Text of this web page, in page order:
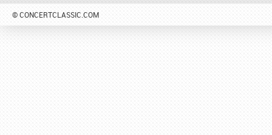
© CONCERTCLASSIC.COM